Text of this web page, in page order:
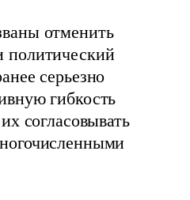
отменить
политический
серьезно
гибкость
согласовывать